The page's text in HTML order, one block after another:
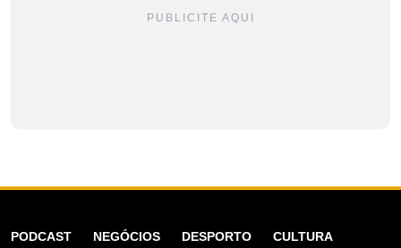
PUBLICITE AQUI
PODCAST NEGÓCIOS DESPORTO CULTURA